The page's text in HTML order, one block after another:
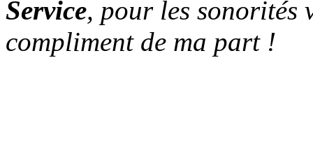
Service, pour les sonorités
compliment de ma part !